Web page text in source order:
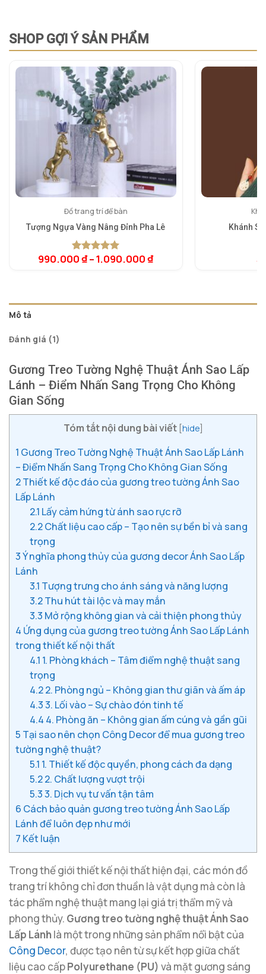
SHOP GỢI Ý SẢN PHẨM
Đồ trang trí để bàn
Tượng Ngựa Vàng Nâng Đỉnh Pha Lê
5.00trên 5
1
990.000₫–1.090.000₫
Khánh
Mô tả
Đánh giá (1)
Gương Treo Tường Nghệ Thuật Ánh Sao Lấp
Lánh – Điểm Nhấn Sang Trọng Cho Không
Gian Sống
Tóm tắt nội dung bài viết [hide]
1 Gương Treo Tường Nghệ Thuật Ánh Sao Lấp Lánh
– Điểm Nhấn Sang Trọng Cho Không Gian Sống
2Thiết kế độc đáo của gương treo tường Ánh Sao
Lấp Lánh
2.1 Lấy cảm hứng từ ánh sao rực rỡ
2.2Chất liệu cao cấp – Tạo nên sự bền bỉ và sang
trọng
3Ý nghĩa phong thủy của gương decor Ánh Sao Lấp
Lánh
3.1 Tượng trưng cho ánh sáng và năng lượng
3.2Thu hút tài lộc và may mắn
3.3 Mở rộng không gian và cải thiện phong thủy
4 Ứng dụng của gương treo tường Ánh Sao Lấp Lánh
trong thiết kế nội thất
4.1 1. Phòng khách – Tâm điểm nghệ thuật sang
trọng
4.22. Phòng ngủ – Không gian thư giãn và ấm áp
4.33. Lối vào – Sự chào đón tinh tế
4.4 4. Phòng ăn – Không gian ấm cúng và gần gũi
5 Tại sao nên chọn Công Decor để mua gương treo
tường nghệ thuật?
5.1 1. Thiết kế độc quyền, phong cách đa dạng
5.22. Chất lượng vượt trội
5.33. Dịch vụ tư vấn tận tâm
6 Cách bảo quản gương treo tường Ánh Sao Lấp
Lánh để luôn đẹp như mới
7 Kết luận
Trong thế giới thiết kế nội thất hiện đại, các món đồ
trang trí không chỉ đơn thuần là vật dụng mà còn là
tác phẩm nghệ thuật mang lại giá trị thẩm mỹ và
phong thủy. Gương treo tường nghệ thuật Ánh Sao
Lấp Lánhlà một trong những sản phẩm nổi bật của
Công Decor, được tạo nên từ sự kết hợp giữa chất
liệu cao cấpPolyurethane (PU) và mặt gương sáng